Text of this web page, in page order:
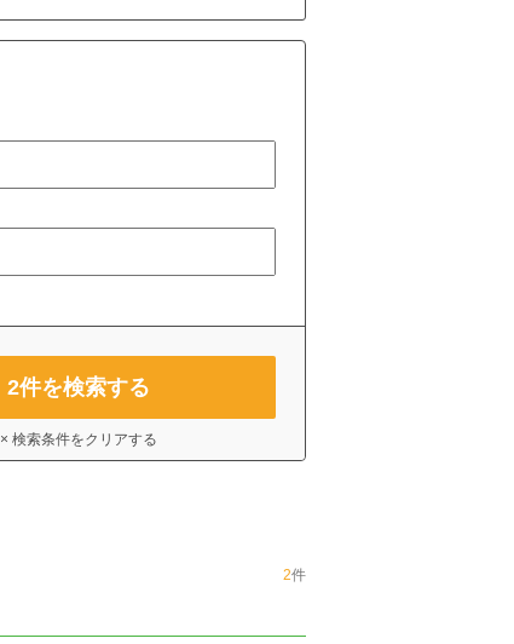
2件を検索する
× 検索条件をクリアする
2件